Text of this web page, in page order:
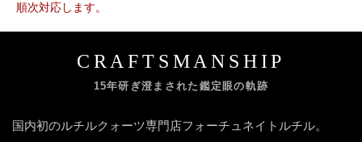
順次対応します。
CRAFTSMANSHIP
15年研ぎ澄まされた鑑定眼の軌跡
国内初のルチルクォーツ専門店フォーチュネイトルチル。